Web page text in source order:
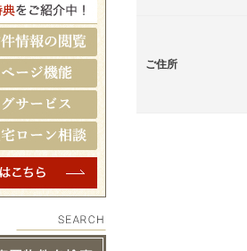
ご住所